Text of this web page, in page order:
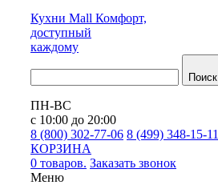
Кухни Mall Комфорт,
доступный
каждому
Поиск
ПН-ВС
с 10:00 до 20:00
8 (800) 302-77-06 8 (499) 348-15-11
КОРЗИНА
0 товаров. Заказать звонок
Меню